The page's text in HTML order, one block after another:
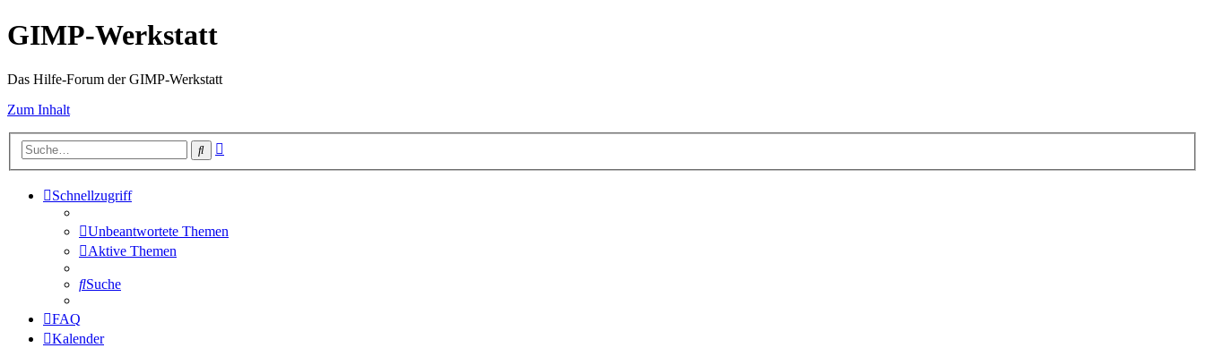
GIMP-Werkstatt
Das Hilfe-Forum der GIMP-Werkstatt
Zum Inhalt
Suche
Schnellzugriff
Unbeantwortete Themen
Aktive Themen
Suche
FAQ
Kalender